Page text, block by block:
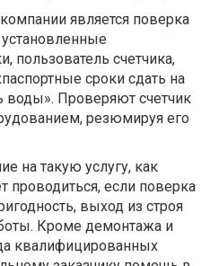
является поверка
пользователь счетчика,
сроки сдать на
воды». Проверяют счетчик
резюмируя его
на такую услугу, как
проводиться, если поверка
выход из строя
Кроме демонтажа и
квалифицированных